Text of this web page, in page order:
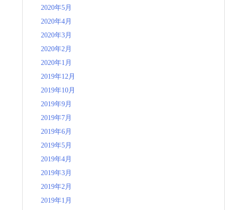
2020年5月
2020年4月
2020年3月
2020年2月
2020年1月
2019年12月
2019年10月
2019年9月
2019年7月
2019年6月
2019年5月
2019年4月
2019年3月
2019年2月
2019年1月